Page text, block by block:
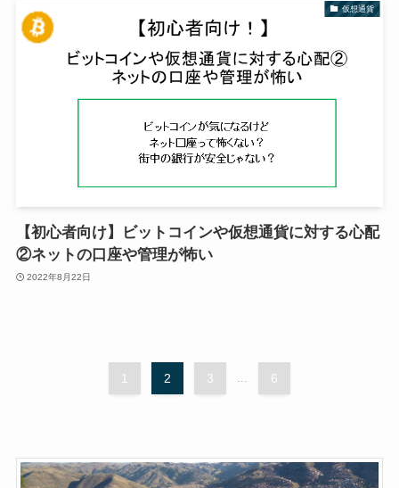
仮想通貨
【初心者向け】ビットコインや仮想通貨に対する心配
②ネットの口座や管理が怖い
2022年8月22日
1 2 3 ... 6